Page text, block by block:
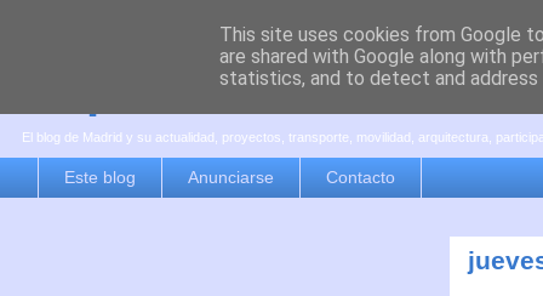
es por madrid
El blog de Madrid y su actualidad, proyectos, transporte, movilidad, arquitectura,
Este blog Anunciarse Contacto
This site uses cookies from Google
are shared with Google along with
statistics, and to detect and address